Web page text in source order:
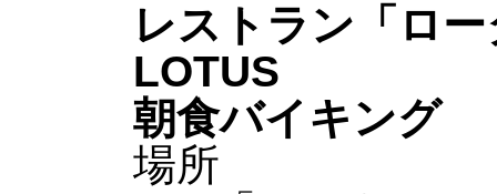
レストラン「ロ
LOTUS
朝食バイキング
場所